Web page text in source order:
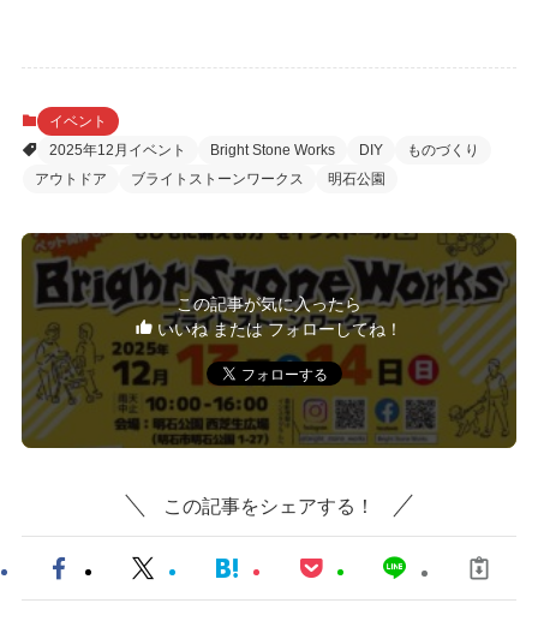
イベント
2025年12月イベント
Bright Stone Works DIY
ものづくり
アウトドア
ブライトストーンワークス 明石公園
この記事が気に入ったら
いいね または フォローしてね！
この記事をシェアする！